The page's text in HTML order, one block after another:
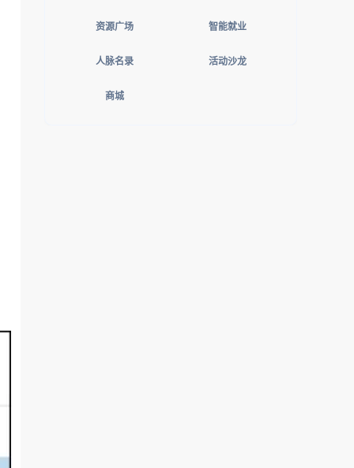
资源广场 智能就业
人脉名录 活动沙龙
商城